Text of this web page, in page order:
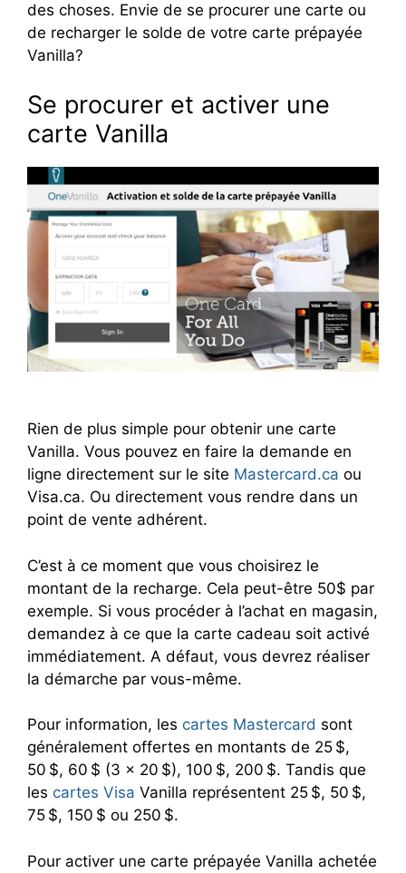
des choses. Envie de se procurer une carte ou
de recharger le solde de votre carte prépayée
Vanilla?
Se procurer et activer une
carte Vanilla
Rien de plus simple pour obtenir une carte
Vanilla. Vous pouvez en faire la demande en
ligne directement sur le site Mastercard.ca ou
Visa.ca. Ou directement vous rendre dans un
point de vente adhérent.
C’est à ce moment que vous choisirez le
montant de la recharge. Cela peut-être 50$ par
exemple. Si vous procéder à l’achat en magasin,
demandez à ce que la carte cadeau soit activé
immédiatement. A défaut, vous devrez réaliser
la démarche par vous-même.
Pour information, les cartes Mastercard sont
généralement offertes en montants de 25 $,
50 $, 60 $ (3 x 20 $), 100 $, 200 $. Tandis que
les cartes Visa Vanilla représentent 25 $, 50 $,
75 $, 150 $ ou 250 $.
Pour activer une carte prépayée Vanilla achetée